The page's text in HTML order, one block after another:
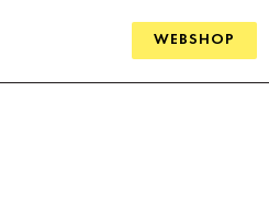
WEBSHOP